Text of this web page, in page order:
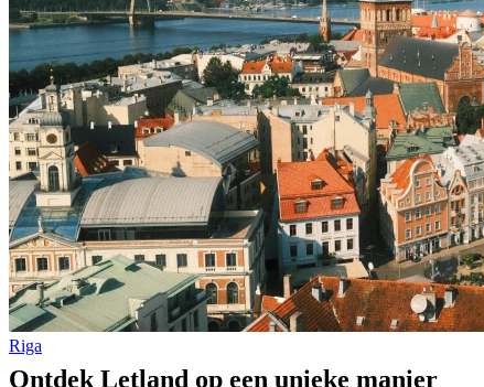
Riga
Ontdek Letland op een unieke manier